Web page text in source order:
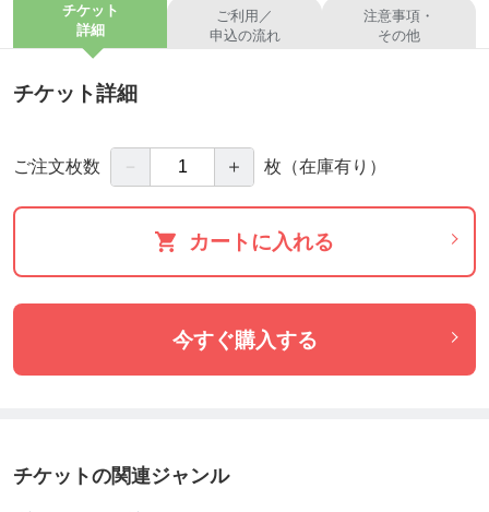
チケット
詳細
ご利用／
申込の流れ
注意事項・
その他
チケット詳細
ご注文枚数 － ＋ 枚 （在庫有り）
カートに入れる
今すぐ購入する
チケットの関連ジャンル